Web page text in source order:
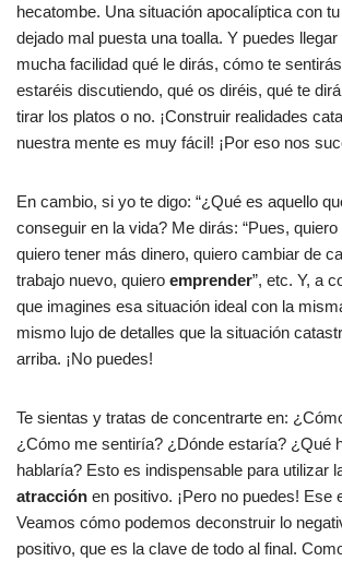
hecatombe. Una situación apocalíptica con
dejado mal puesta una toalla. Y puedes
mucha facilidad qué le dirás, cómo te
estaréis discutiendo, qué os diréis, qué te
tirar los platos o no. ¡Construir realidades
nuestra mente es muy fácil! ¡Por eso nos
En cambio, si yo te digo: “¿Qué es aquello
conseguir en la vida? Me dirás: “Pues, quiero
quiero tener más dinero, quiero cambiar de
trabajo nuevo, quiero emprender”, etc. Y, a
que imagines esa situación ideal con la
mismo lujo de detalles que la situación
arriba. ¡No puedes!
Te sientas y tratas de concentrarte en:
¿Cómo me sentiría? ¿Dónde estaría? ¿Qué
hablaría? Esto es indispensable para utilizar
atracción en positivo. ¡Pero no puedes! Ese
Veamos cómo podemos deconstruir lo
positivo, que es la clave de todo al final.